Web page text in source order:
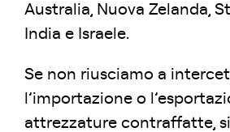
Australia, Nuova Zelanda,
India e Israele.
Se non riusciamo a
l’importazione o
attrezzature contraffatte,